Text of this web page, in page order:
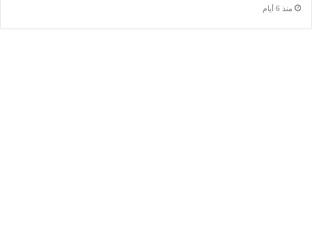
منذ 6 أيام